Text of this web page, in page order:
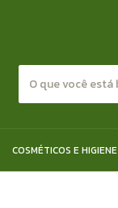
COSMÉTICOS E HIGIENE